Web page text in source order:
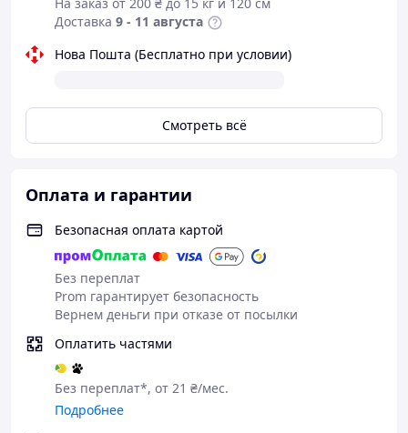
Доставка 9 - 11 августа
Нова Пошта (Бесплатно при условии)
Смотреть всё
Оплата и гарантии
Безопасная оплата картой
Без переплат
Prom гарантирует безопасность
Вернем деньги при отказе от посылки
Оплатить частями
Без переплат*, от 21 ₴/мес.
Подробнее